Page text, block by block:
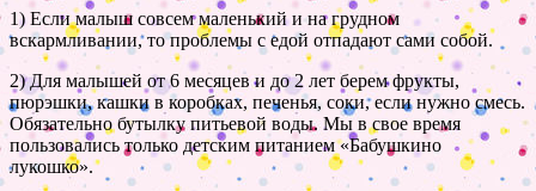
1) Если малыш совсем маленький и на грудном
вскармливании, то проблемы с едой отпадают сами собой.
2) Для малышей от 6 месяцев и до 2 лет берем фрукты,
пюрэшки, кашки в коробках, печенья, соки, если нужно смесь.
Обязательно бутылку питьевой воды. Мы в свое время
пользовались только детским питанием «Бабушкино
лукошко».